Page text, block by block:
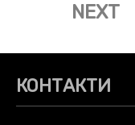
NEXT
КОНТАКТИ